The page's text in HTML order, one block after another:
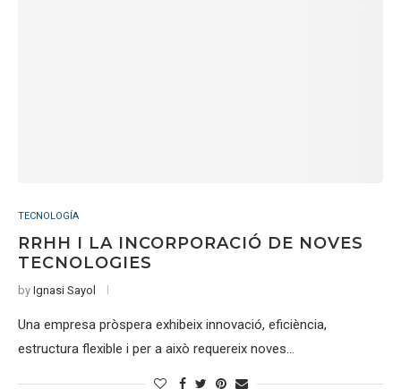
TECNOLOGÍA
RRHH I LA INCORPORACIÓ DE NOVES
TECNOLOGIES
by Ignasi Sayol
Una empresa pròspera exhibeix innovació, eficiència,
estructura flexible i per a això requereix noves…